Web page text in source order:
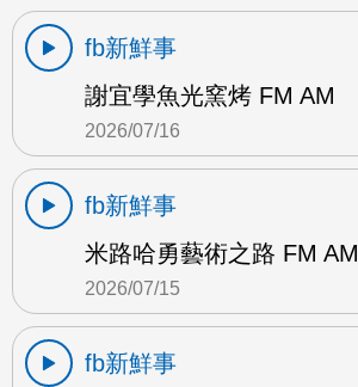
fb新鮮事
謝宜學魚光窯烤 FM AM
2026/07/16
fb新鮮事
米路哈勇藝術之路 FM AM
2026/07/15
fb新鮮事